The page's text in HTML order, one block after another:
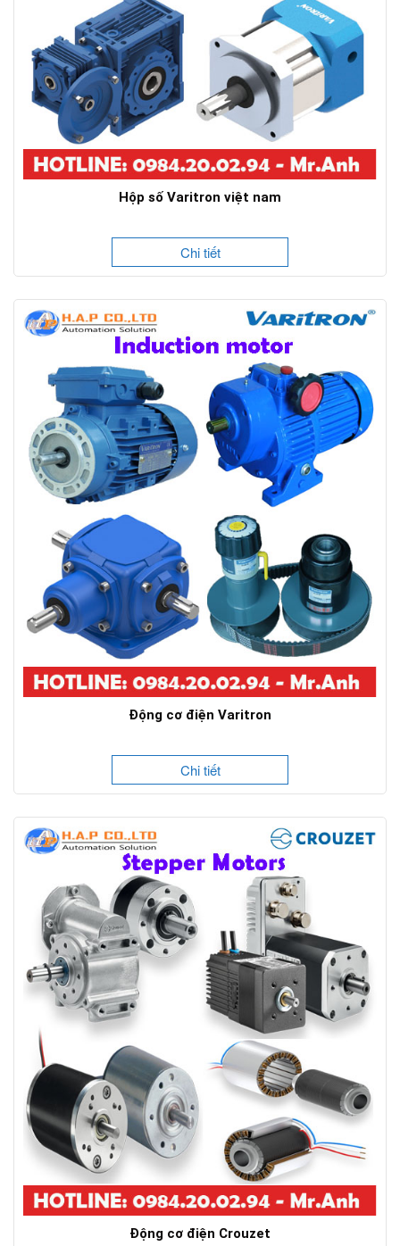
Hộp số Varitron việt nam
Chi tiết
Động cơ điện Varitron
Chi tiết
Động cơ điện Crouzet